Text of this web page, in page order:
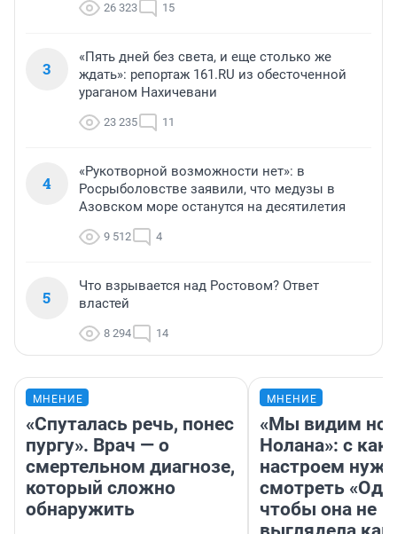
26 323 15
3
«Пять дней без света, и еще столько же
ждать»: репортаж 161.RU из обесточенной
ураганом Нахичевани
23 235 11
4
«Рукотворной возможности нет»: в
Росрыболовстве заявили, что медузы в
Азовском море останутся на десятилетия
9 512 4
5
Что взрывается над Ростовом? Ответ
властей
8 294 14
МНЕНИЕ
«Спуталась речь, понес
пургу». Врач — о
смертельном диагнозе,
который сложно
обнаружить
МНЕНИЕ
«Мы видим
Нолана»: с
настроем
смотреть
чтобы она не